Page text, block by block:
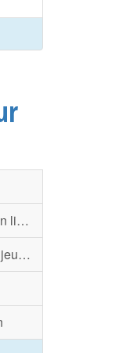
Les astuces des gagnants de concours en ligne
Les règles à respecter pour organiser un jeu-concours en ligne